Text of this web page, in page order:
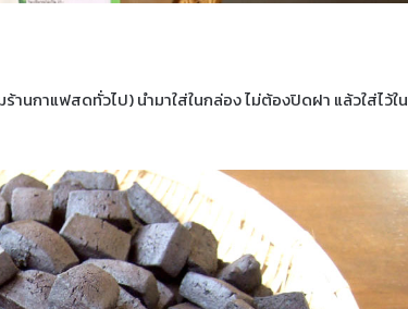
นกาแฟสดทั่วไป) นำมาใส่ในกล่อง ไม่ต้องปิดฝา แล้วใส่ไว้ใน